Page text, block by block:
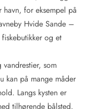
for eksempel på
Hvide Sande –
og et
som
kan på mange måder
Langs kysten er
tilhørende bålsted.